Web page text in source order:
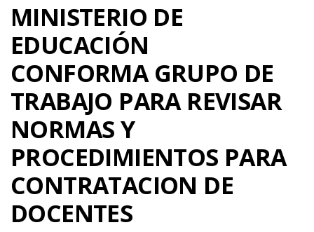
MINISTERIO DE
EDUCACIÓN
CONFORMA GRUPO DE
TRABAJO PARA REVISAR
NORMAS Y
PROCEDIMIENTOS PARA
CONTRATACION DE
DOCENTES